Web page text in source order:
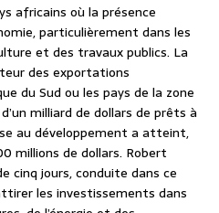
africains où la présence
particulièrement dans les
et des travaux publics. La
des exportations
du Sud ou les pays de la zone
milliard de dollars de prêts à
au développement a atteint,
millions de dollars. Robert
cinq jours, conduite dans ce
les investissements dans